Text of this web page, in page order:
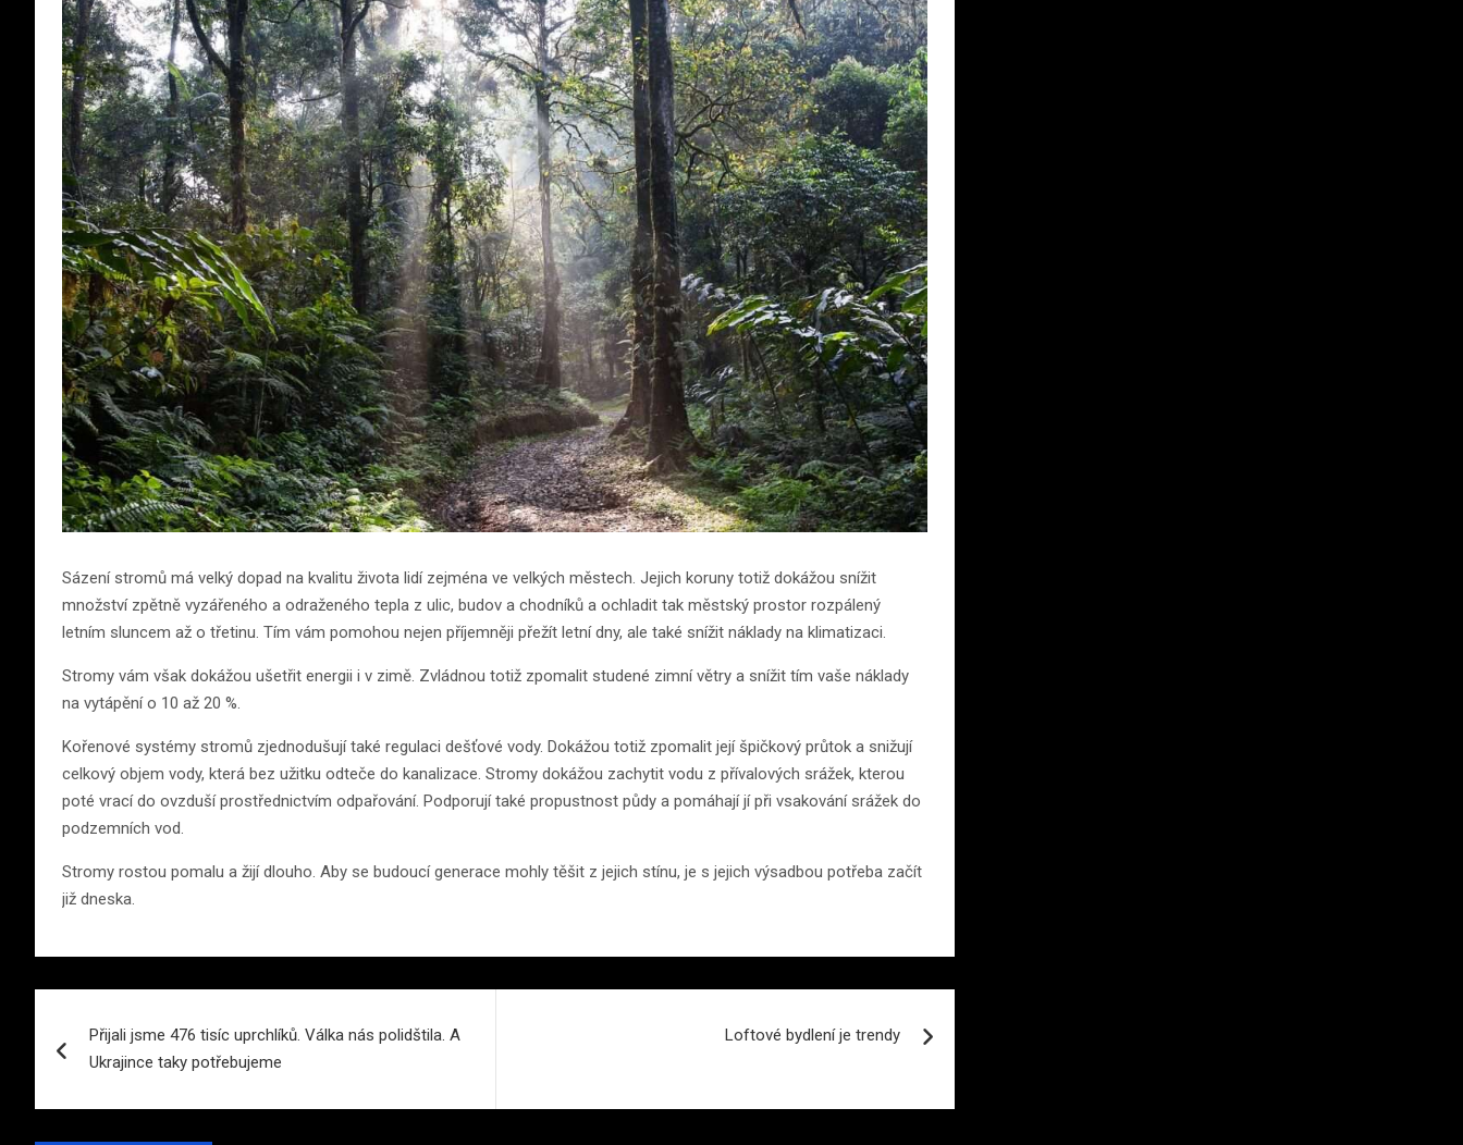
Sázení stromů má velký dopad na kvalitu života lidí zejména ve velkých městech. Jejich koruny totiž dokážou snížit
množství zpětně vyzářeného a odraženého tepla z ulic, budov a chodníků a ochladit tak městský prostor rozpálený
letním sluncem až o třetinu. Tím vám pomohou nejen příjemněji přežít letní dny, ale také snížit náklady na klimatizaci.
Stromy vám však dokážou ušetřit energii i v zimě. Zvládnou totiž zpomalit studené zimní větry a snížit tím vaše náklady
na vytápění o 10 až 20 %.
Kořenové systémy stromů zjednodušují také regulaci dešťové vody. Dokážou totiž zpomalit její špičkový průtok a snižují
celkový objem vody, která bez užitku odteče do kanalizace. Stromy dokážou zachytit vodu z přívalových srážek, kterou
poté vrací do ovzduší prostřednictvím odpařování. Podporují také propustnost půdy a pomáhají jí při vsakování srážek do
podzemních vod.
Stromy rostou pomalu a žijí dlouho. Aby se budoucí generace mohly těšit z jejich stínu, je s jejich výsadbou potřeba začít
již dneska.
pro
příspěvek
Přijali jsme 476 tisíc uprchlíků. Válka nás polidštila. A
Ukrajince taky potřebujeme
Loftové bydlení je trendy